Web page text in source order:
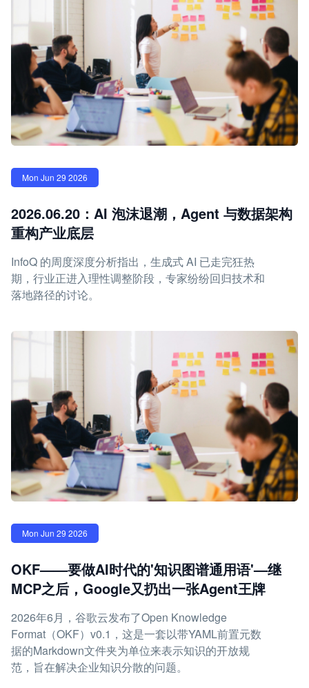
Mon Jun 29 2026
2026.06.20：AI 泡沫退潮，Agent 与数据架构
重构产业底层
InfoQ 的周度深度分析指出，生成式 AI 已走完狂热
期，行业正进入理性调整阶段，专家纷纷回归技术和
落地路径的讨论。
Mon Jun 29 2026
OKF——要做AI时代的'知识图谱通用语'—继
MCP之后，Google又扔出一张Agent王牌
2026年6月，谷歌云发布了Open Knowledge
Format（OKF）v0.1，这是一套以带YAML前置元数
据的Markdown文件夹为单位来表示知识的开放规
范，旨在解决企业知识分散的问题。